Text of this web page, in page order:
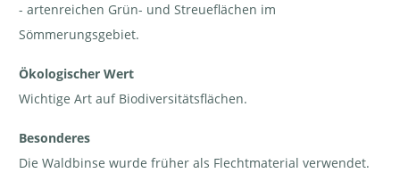
- artenreichen Grün- und Streueflächen im
Sömmerungsgebiet.
Ökologischer Wert
Wichtige Art auf Biodiversitätsflächen.
Besonderes
Die Waldbinse wurde früher als Flechtmaterial verwendet.